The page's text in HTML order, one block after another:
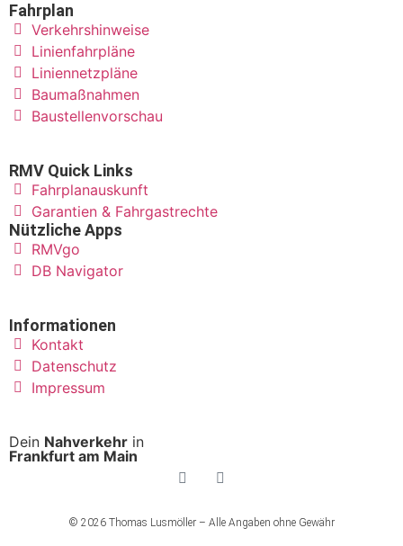
Fahrplan
Verkehrshinweise
Linienfahrpläne
Liniennetzpläne
Baumaßnahmen
Baustellenvorschau
RMV Quick Links
Fahrplanauskunft
Garantien & Fahrgastrechte
Nützliche Apps
RMVgo
DB Navigator
Informationen
Kontakt
Datenschutz
Impressum
Dein Nahverkehr in
Frankfurt am Main
© 2026 Thomas Lusmöller – Alle Angaben ohne Gewähr